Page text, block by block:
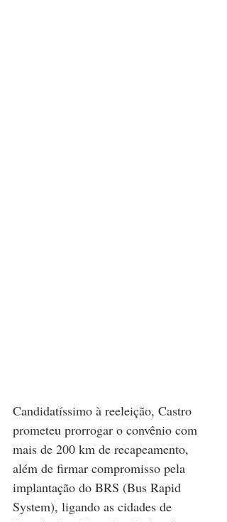
Candidatíssimo à reeleição, Castro
prometeu prorrogar o convênio com
mais de 200 km de recapeamento,
além de firmar compromisso pela
implantação do BRS (Bus Rapid
System), ligando as cidades de